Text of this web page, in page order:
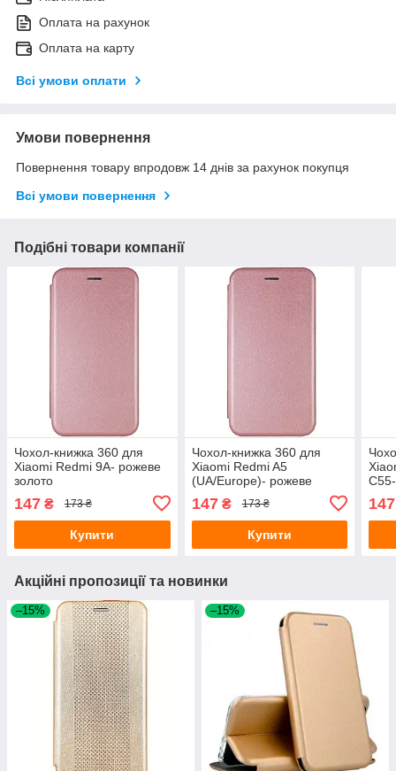
Оплата на рахунок
Оплата на карту
Всі умови оплати
Умови повернення
Повернення товару впродовж 14 днів за рахунок покупця
Всі умови повернення
Подібні товари компанії
Чохол-книжка 360 для
Xiaomi Redmi 9A- рожеве
золото
147 ₴ 173 ₴
Купити
Чохол-книжка 360 для
Xiaomi Redmi A5
(UA/Europe)- рожеве
147₴ 173 ₴
Купити
147
Акційні пропозиції та новинки
–15% –15%